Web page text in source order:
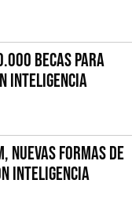
becas para
inteligencia
nuevas formas de
inteligencia